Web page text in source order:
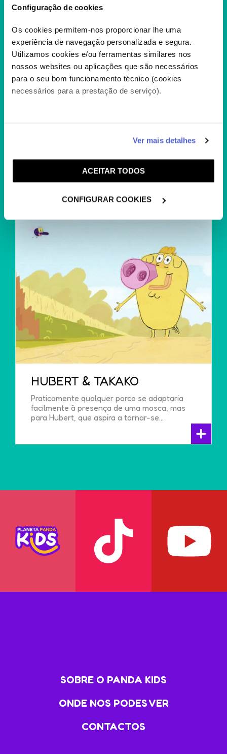
Configuração de cookies
Os cookies permitem-nos proporcionar lhe uma
experiência de navegação personalizada e segura.
Utilizamos cookies e/ou ferramentas similares nos
nossos websites ou aplicações que são necessários
para o seu bom funcionamento técnico (cookies
necessários para a prestação de serviço).
este serviço às suas preferências e apresentar-lhe
funcionalidades (cookies de personalização e
funcionalidade) e adaptar anúncios aos seus interesses
(cookies de publicidade personalizada). Pode gerir a
Cookies".
Ver mais detalhes
ACEITAR TODOS
CONFIGURAR COOKIES
PEANUTS: THE SNOOPY
+
HUBERT & TAKAKO
Praticamente qualquer porco se adaptaria
facilmente à presença de uma mosca, mas
para Hubert, que aspira a tornar-se...
+
SOBRE O PANDA KIDS
ONDE NOS PODES VER
CONTACTOS